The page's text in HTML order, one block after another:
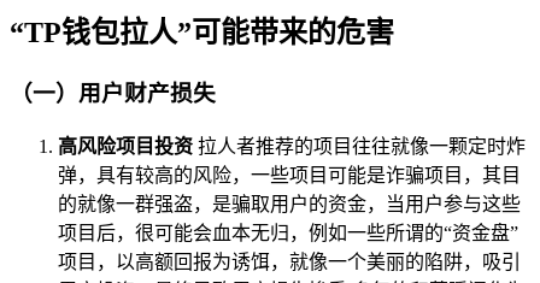
“TP钱包拉人”可能带来的危害
（一）用户财产损失
高风险项目投资 拉人者推荐的项目往往就像一颗定时炸
弹，具有较高的风险，一些项目可能是诈骗项目，其目
的就像一群强盗，是骗取用户的资金，当用户参与这些
项目后，很可能会血本无归，例如一些所谓的“资金盘”
项目，以高额回报为诱饵，就像一个美丽的陷阱，吸引